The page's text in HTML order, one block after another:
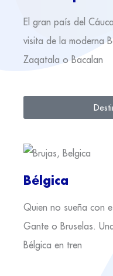
El gran país del
visita de la moderna
Zaqatala o Bacalan
Bélgica
Quien no sueña con
Gante o Bruselas.
Bélgica en tren